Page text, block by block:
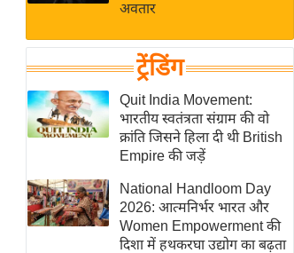
शख्सियत
यंग इंडिया
साहित्य जगत
ऑटो वर्ल्ड
न्यूज ब्रीफ
मनोरंजन जगत
बॉलीवुड
हॉलीवुड
फिल्म समीक्षा
अवतार
ट्रेंडिंग
Quit India Movement:
भारतीय स्वतंत्रता संग्राम की वो
क्रांति जिसने हिला दी थी British
Empire की जड़ें
National Handloom Day
2026: आत्मनिर्भर भारत और
Women Empowerment की
दिशा में हथकरघा उद्योग का बढ़ता